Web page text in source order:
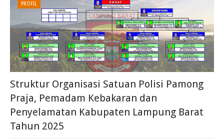
PROFIL
Struktur Organisasi Satuan Polisi Pamong
Praja, Pemadam Kebakaran dan
Penyelamatan Kabupaten Lampung Barat
Tahun 2025